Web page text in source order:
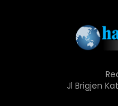
Jl Brigjen